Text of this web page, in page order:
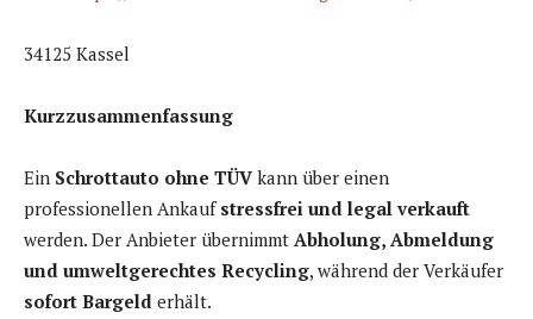
34125 Kassel
Kurzzusammenfassung
Ein Schrottauto ohne TÜV kann über einen
professionellen Ankauf stressfrei und legal verkauft
werden. Der Anbieter übernimmt Abholung, Abmeldung
und umweltgerechtes Recycling, während der Verkäufer
sofort Bargeld erhält.